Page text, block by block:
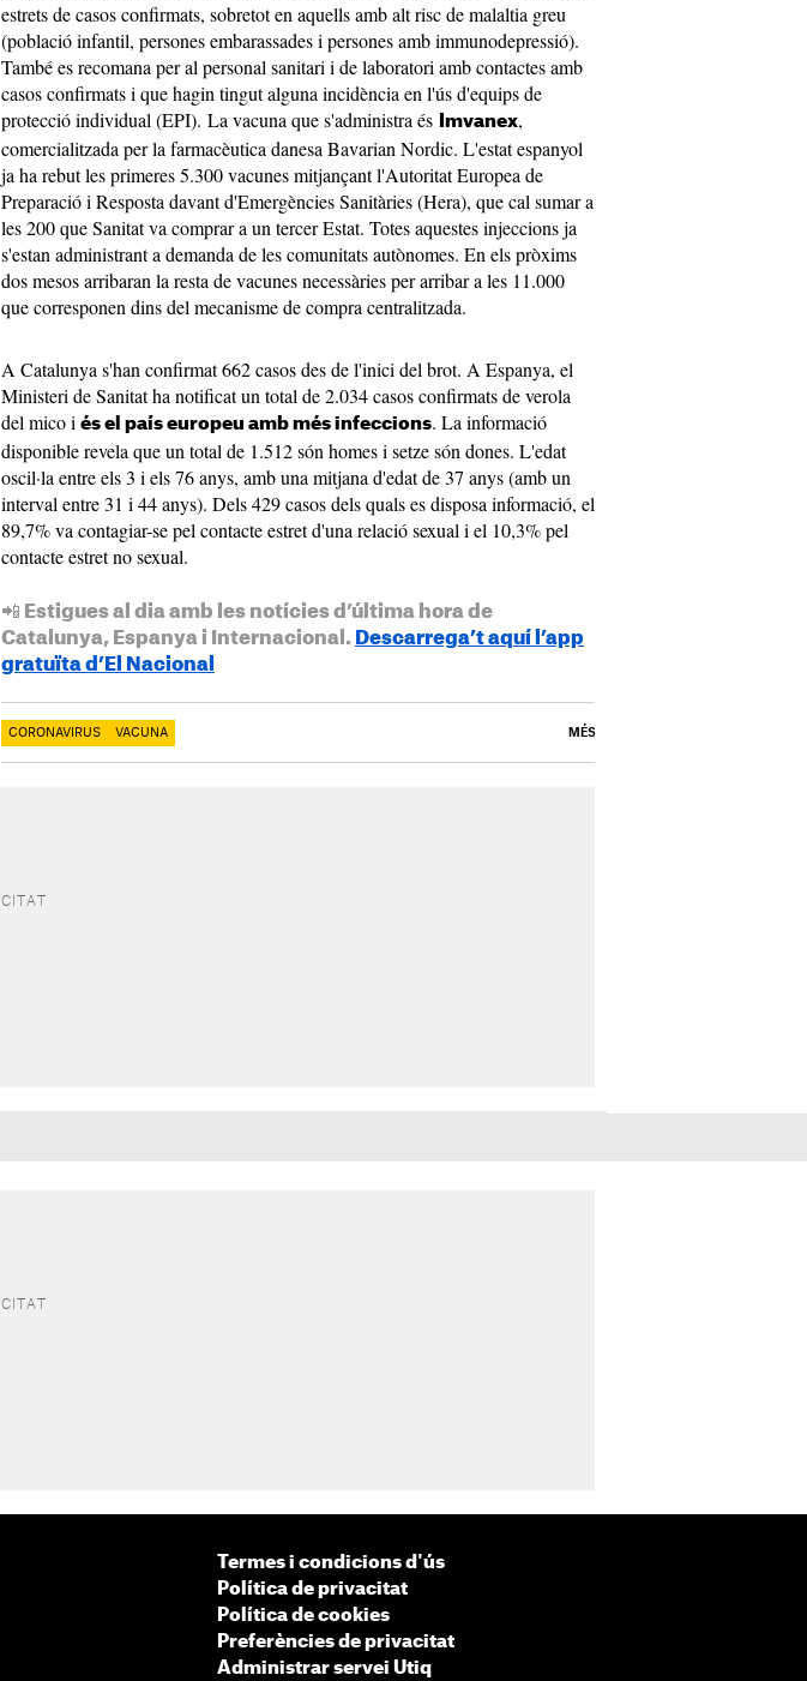
estrets de casos confirmats, sobretot en aquells amb alt risc de malaltia greu
(població infantil, persones embarassades i persones amb immunodepressió).
També es recomana per al personal sanitari i de laboratori amb contactes amb
casos confirmats i que hagin tingut alguna incidència en l'ús d'equips de
protecció individual (EPI). La vacuna que s'administra és
Imvanex,
comercialitzada per la farmacèutica danesa Bavarian Nordic. L'estat espanyol
ja ha rebut les primeres 5.300 vacunes mitjançant l'Autoritat Europea de
Preparació i Resposta davant d'Emergències Sanitàries (Hera), que cal sumar a
les 200 que Sanitat va comprar a un tercer Estat. Totes aquestes injeccions ja
s'estan administrant a demanda de les comunitats autònomes. En els pròxims
dos mesos arribaran la resta de vacunes necessàries per arribar a les 11.000
que corresponen dins del mecanisme de compra centralitzada.
A Catalunya s'han confirmat 662 casos des de l'inici del brot. A Espanya, el
Ministeri de Sanitat ha notificat un total de 2.034 casos confirmats de verola
del mico i és el país europeu amb més infeccions. La informació
disponible revela que un total de 1.512 són homes i setze són dones. L'edat
oscil·la entre els 3 i els 76 anys, amb una mitjana d'edat de 37 anys (amb un
interval entre 31 i 44 anys). Dels 429 casos dels quals es disposa informació, el
89,7% va contagiar-se pel contacte estret d'una relació sexual i el 10,3% pel
contacte estret no sexual.
📲 Estigues al dia amb les notícies d’última hora de
Catalunya, Espanya i Internacional. Descarrega’t aquí l’app
gratuïta d’El Nacional
CORONAVIRUS VACUNA MÉS
Termes i condicions d'ús
Política de privacitat
Política de cookies
Preferències de privacitat
Administrar servei Utiq